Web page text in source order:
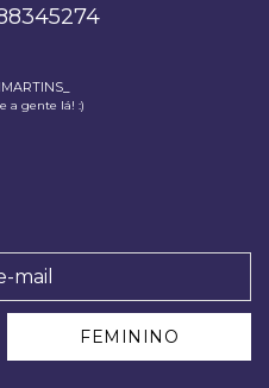
a gente lá! :)
FEMININO